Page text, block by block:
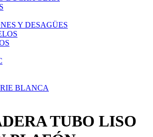
Y DESAGÜES
BLANCA
TUBO LISO